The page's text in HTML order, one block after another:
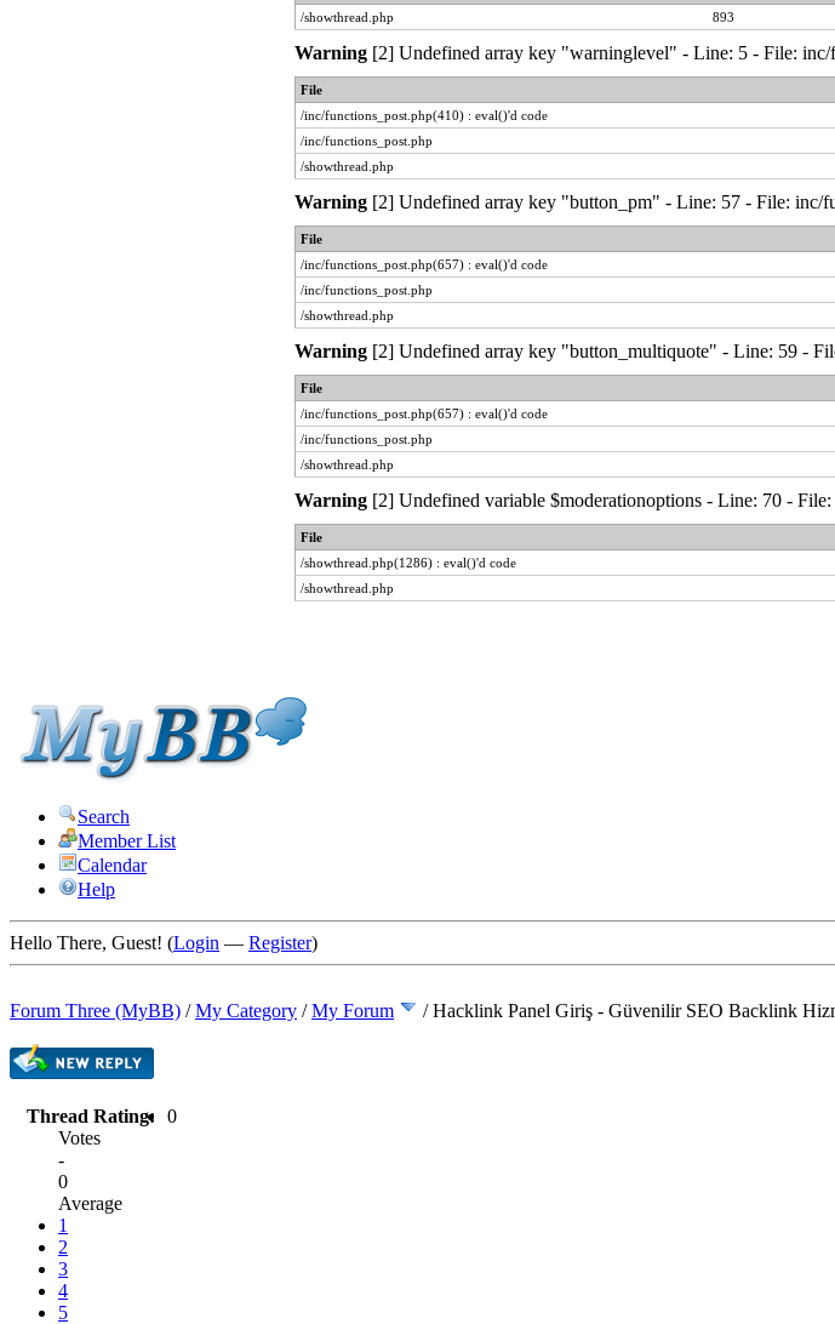
/showthread.php
893
Warning[2] Undefined array key "warninglevel" - Line: 5 - File: inc/
File
/inc/functions_post.php(410) : eval()'d code
/inc/functions_post.php
/showthread.php
Warning[2] Undefined array key "button_pm" - Line: 57 - File: inc/
File
/inc/functions_post.php(657) : eval()'d code
/inc/functions_post.php
/showthread.php
Warning[2] Undefined array key "button_multiquote" - Line: 59 -
File
/inc/functions_post.php(657) : eval()'d code
/inc/functions_post.php
/showthread.php
Warning[2] Undefined variable $moderationoptions - Line: 70 -
File
/showthread.php(1286) : eval()'d code
/showthread.php
Search
Member List
Calendar
Help
Hello There, Guest! (Login — Register)
Forum Three (MyBB) /My Category /My Forum /Hacklink Panel Giriş - Güvenilir SEO Backlink
Thread Rating:
0
Votes
-
0
Average
1
2
3
4
5